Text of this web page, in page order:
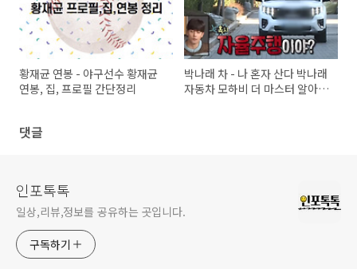
황재균 연봉 - 야구선수 황재균
연봉, 집, 프로필 간단정리
박나래 차 - 나 혼자 산다 박나래
자동차 모하비 더 마스터 알아보
댓글
인포톡톡
일상,리뷰,정보를 공유하는 곳입니다.
구독하기